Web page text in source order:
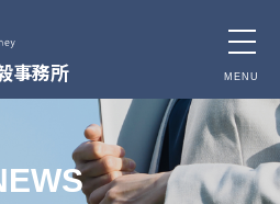
toggle
MENU
事務所